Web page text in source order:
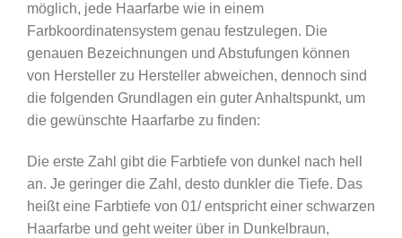
möglich, jede Haarfarbe wie in einem
Farbkoordinatensystem genau festzulegen. Die
genauen Bezeichnungen und Abstufungen können
von Hersteller zu Hersteller abweichen, dennoch sind
die folgenden Grundlagen ein guter Anhaltspunkt, um
die gewünschte Haarfarbe zu finden:
Die erste Zahl gibt die Farbtiefe von dunkel nach hell
an. Je geringer die Zahl, desto dunkler die Tiefe. Das
heißt eine Farbtiefe von 01/ entspricht einer schwarzen
Haarfarbe und geht weiter über in Dunkelbraun,